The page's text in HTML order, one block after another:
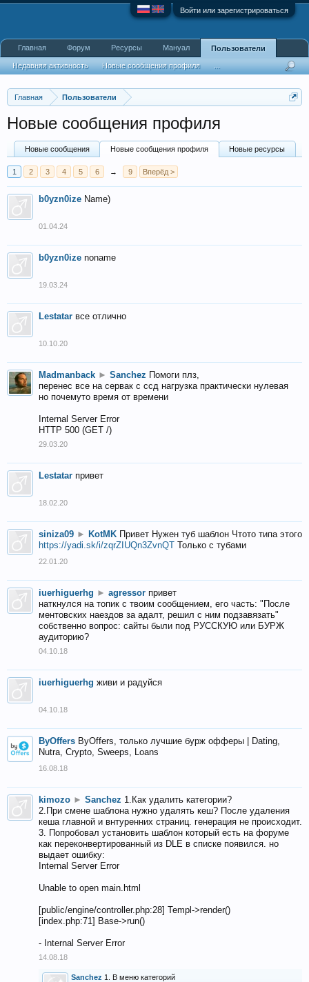
Войти или зарегистрироваться
Главная Пользователи
Новые сообщения профиля
Новые сообщения Новые сообщения профиля Новые ресурсы
1 2 3 4 5 6 → 9 Вперёд >
b0yzn0ize Name)
01.04.24
b0yzn0ize noname
19.03.24
Lestatar все отлично
10.10.20
Madmanback ► Sanchez Помоги плз,
перенес все на сервак с ссд нагрузка практически нулевая
но почемуто время от времени
Internal Server Error
HTTP 500 (GET /)
29.03.20
Lestatar привет
18.02.20
siniza09 ► KotMK Привет Нужен туб шаблон Чтото типа этого
https://yadi.sk/i/zqrZIUQn3ZvnQT Только с тубами
22.01.20
iuerhiguerhg ► agressor привет
наткнулся на топик с твоим сообщением, его часть: "После
ментовских наездов за адалт, решил с ним подзавязать"
собственно вопрос: сайты были под РУССКУЮ или БУРЖ
аудиторию?
04.10.18
iuerhiguerhg живи и радуйся
04.10.18
ByOffers ByOffers, только лучшие бурж офферы | Dating,
Nutra, Crypto, Sweeps, Loans
16.08.18
kimozo ► Sanchez 1.Как удалить категории?
2.При смене шаблона нужно удалять кеш? После удаления
кеша главной и внтуренних страниц. генерация не происходит.
3. Попробовал установить шаблон который есть на форуме
как переконвертированный из DLE в списке появился. но
выдает ошибку:
Internal Server Error
Unable to open main.html
[public/engine/controller.php:28] Templ->render()
[index.php:71] Base->run()
- Internal Server Error
14.08.18
Sanchez 1. В меню категорий
Главная Форум Ресурсы Мануал Пользователи
Недавняя активность Новые сообщения профиля